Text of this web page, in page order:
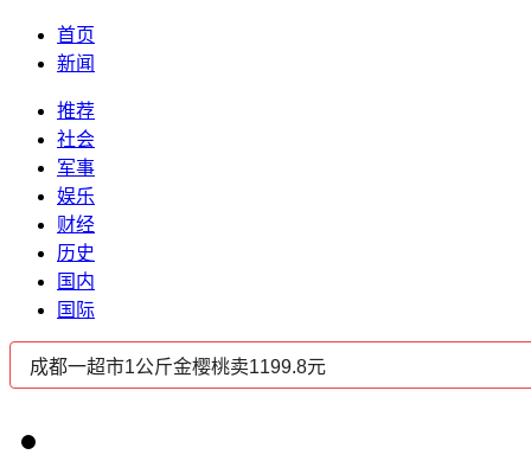
首页
新闻
推荐
社会
军事
娱乐
财经
历史
国内
国际